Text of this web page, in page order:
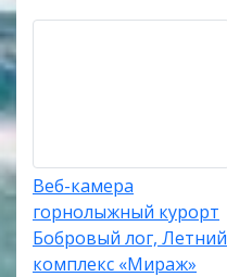
Веб-камера
горнолыжный курорт
Бобровый лог, Летний
комплекс «Мираж»